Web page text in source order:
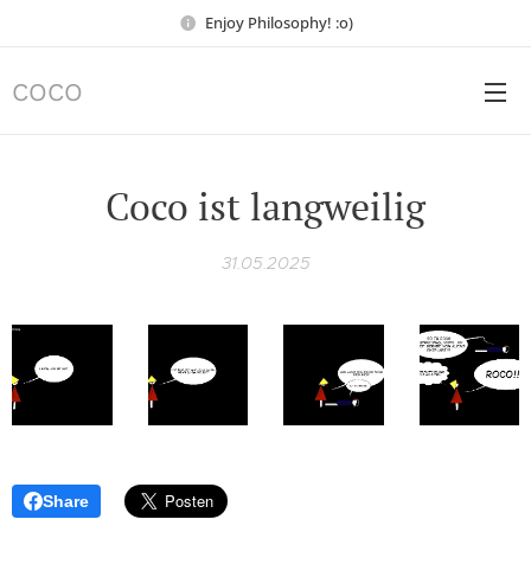
Enjoy Philosophy! :o)
COCO
Coco ist langweilig
31.05.2025
Share